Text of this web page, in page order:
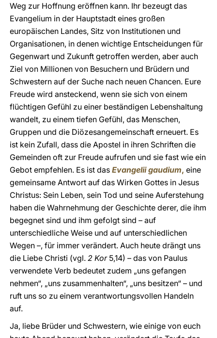
Weg zur Hoffnung eröffnen kann. Ihr bezeugt das
Evangelium in der Hauptstadt eines großen
europäischen Landes, Sitz von Institutionen und
Organisationen, in denen wichtige Entscheidungen für
Gegenwart und Zukunft getroffen werden, aber auch
Ziel von Millionen von Besuchern und Brüdern und
Schwestern auf der Suche nach neuen Chancen. Eure
Freude wird ansteckend, wenn sie sich von einem
flüchtigen Gefühl zu einer beständigen Lebenshaltung
wandelt, zu einem tiefen Gefühl, das Menschen,
Gruppen und die Diözesangemeinschaft erneuert. Es
ist kein Zufall, dass die Apostel in ihren Schriften die
Gemeinden oft zur Freude aufrufen und sie fast wie ein
Gebot empfehlen. Es ist das Evangelii gaudium, eine
gemeinsame Antwort auf das Wirken Gottes in Jesus
Christus: Sein Leben, sein Tod und seine Auferstehung
haben die Wahrnehmung der Geschichte derer, die ihm
begegnet sind und ihm gefolgt sind – auf
unterschiedliche Weise und auf unterschiedlichen
Wegen –, für immer verändert. Auch heute drängt uns
die Liebe Christi (vgl. 2 Kor5,14) – das von Paulus
verwendete Verb bedeutet zudem „uns gefangen
nehmen“, „uns zusammenhalten“, „uns besitzen“ – und
ruft uns so zu einem verantwortungsvollen Handeln
auf.
Ja, liebe Brüder und Schwestern, wie einige von euch